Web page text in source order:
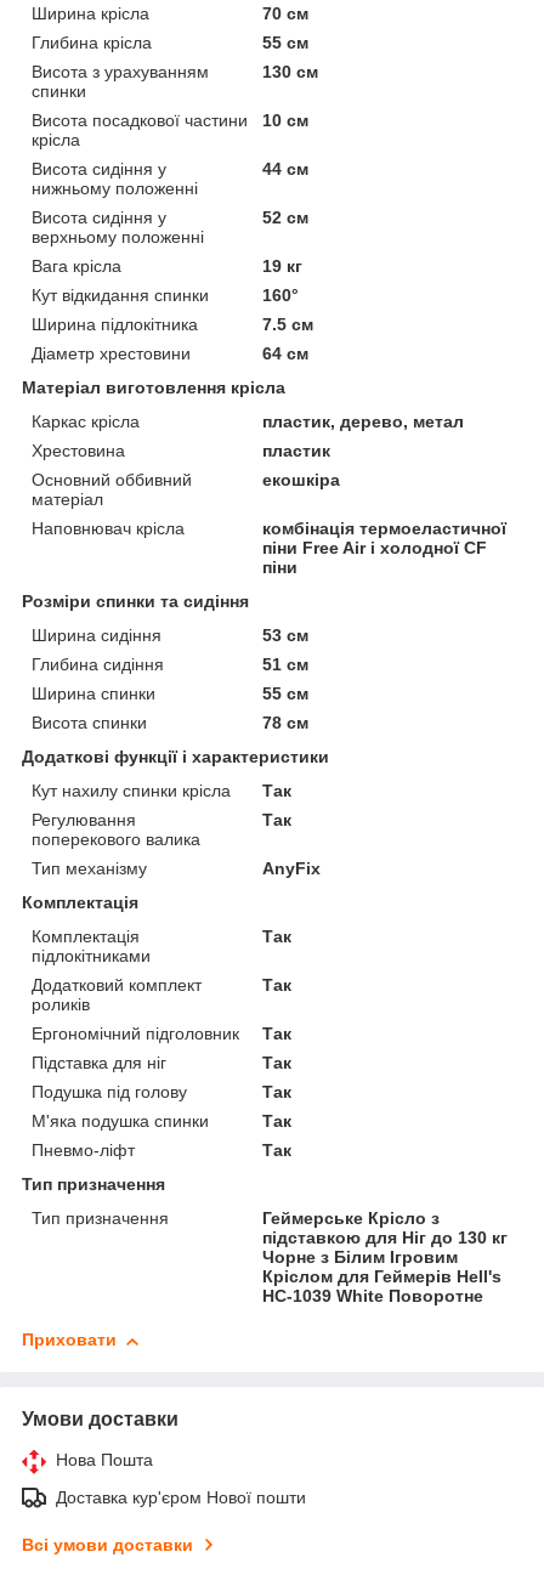
Ширина крісла
70 см
Глибина крісла
55 см
Висота з урахуванням
спинки
130 см
Висота посадкової частини
крісла
10 см
Висота сидіння у
нижньому положенні
44 см
Висота сидіння у
верхньому положенні
52 см
Вага крісла
19 кг
Кут відкидання спинки
160°
Ширина підлокітника
7.5 см
Діаметр хрестовини
64 см
Матеріал виготовлення крісла
Каркас крісла
пластик, дерево, метал
Хрестовина
пластик
Основний оббивний
матеріал
екошкіра
Наповнювач крісла
комбінація термоеластичної
піни Free Air і холодної CF
піни
Розміри спинки та сидіння
Ширина сидіння
53 см
Глибина сидіння
51 см
Ширина спинки
55 см
Висота спинки
78 см
Додаткові функції і характеристики
Кут нахилу спинки крісла
Так
Регулювання
поперекового валика
Так
Тип механізму
AnyFix
Комплектація
Комплектація
підлокітниками
Так
Додатковий комплект
роликів
Так
Ергономічний підголовник
Так
Підставка для ніг
Так
Подушка під голову
Так
М'яка подушка спинки
Так
Пневмо-ліфт
Так
Тип призначення
Тип призначення
Геймерське Крісло з
підставкою для Ніг до 130 кг
Чорне з Білим Ігровим
Кріслом для Геймерів Hell's
HC-1039 White Поворотне
Приховати
Умови доставки
Нова Пошта
Доставка кур'єром Нової пошти
Всі умови доставки